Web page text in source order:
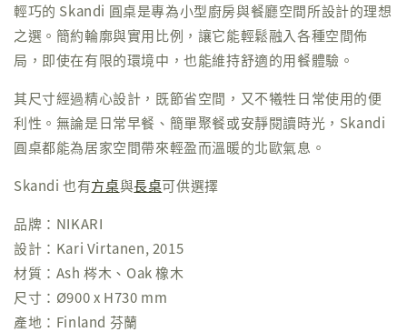
輕巧的 Skandi 圓桌是專為小型廚房與餐廳空間所設計的理想
之選。簡約輪廓與實用比例，讓它能輕鬆融入各種空間佈
局，即使在有限的環境中，也能維持舒適的用餐體驗。
其尺寸經過精心設計，既節省空間，又不犧牲日常使用的便
利性。無論是日常早餐、簡單聚餐或安靜閱讀時光，Skandi
圓桌都能為居家空間帶來輕盈而溫暖的北歐氣息。
Skandi 也有方桌與長桌可供選擇
品牌：NIKARI
設計：Kari Virtanen, 2015
材質：Ash 梣木、Oak 橡木
尺寸：Ø900 x H730 mm
產地：Finland 芬蘭